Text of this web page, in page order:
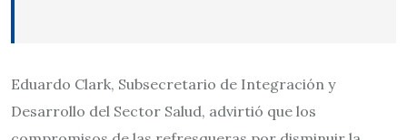
Eduardo Clark, Subsecretario de Integración y
Desarrollo del Sector Salud, advirtió que los